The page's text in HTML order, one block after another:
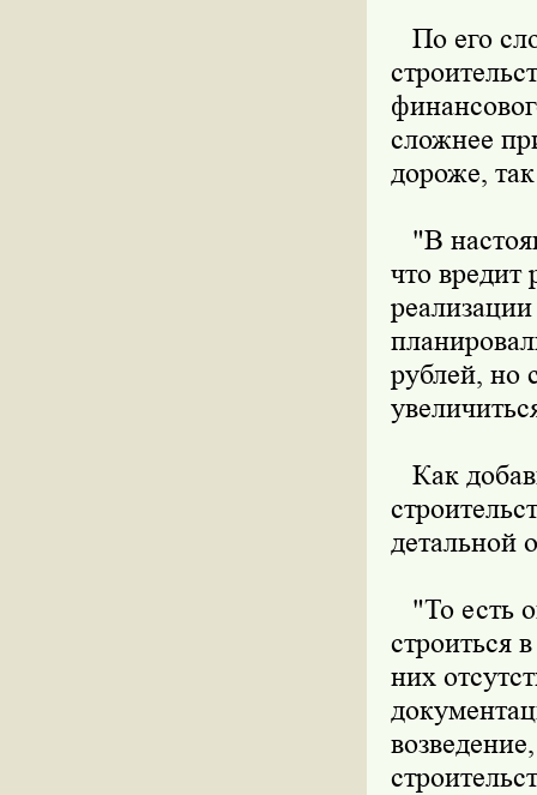
По его
сложнее
дороже,
"В
что вредит
рублей, но
Как
детальной
"То есть
строиться
них